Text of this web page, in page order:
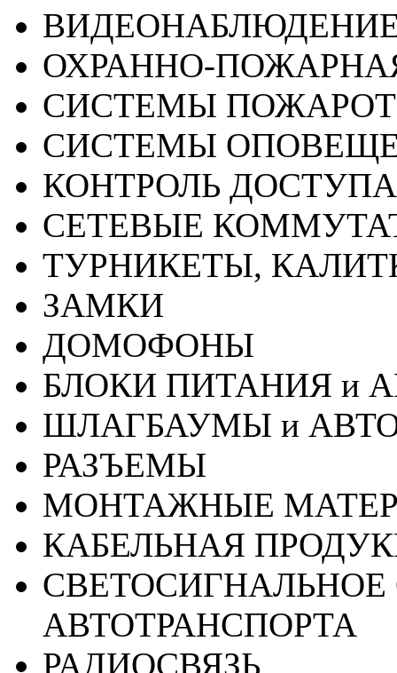
ОХРАННО-
СИСТЕМЫ
СИСТЕМЫ
КОНТРОЛЬ ДОСТУПА
СЕТЕВЫЕ
ТУРНИКЕТЫ,
ЗАМКИ
ДОМОФОНЫ
БЛОКИ ПИТАНИЯ и
ШЛАГБАУМЫ и
РАЗЪЕМЫ
МОНТАЖНЫЕ
КАБЕЛЬНАЯ
АВТОТРАНСПОРТА
РАДИОСВЯЗЬ